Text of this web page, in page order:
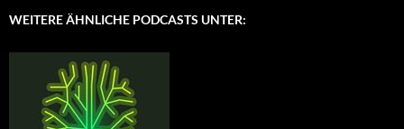
WEITERE ÄHNLICHE PODCASTS UNTER: